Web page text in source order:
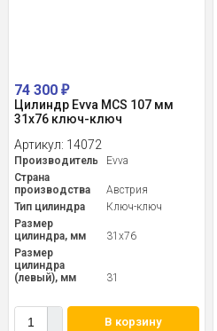
74 300 ₽
Цилиндр Evva MCS 107 мм
31x76 ключ-ключ
Артикул: 14072
Производитель
Evva
Страна
производства
Австрия
Тип цилиндра
Ключ-ключ
Размер
цилиндра, мм
31x76
Размер
цилиндра
(левый), мм
31
В корзину